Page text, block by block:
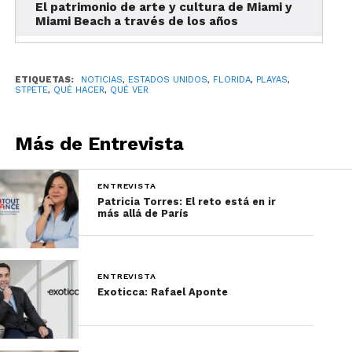
Por su parte,Andrea González
representa la visión internacional del
destino. “Empecé en aerolíneas, luego
trabajé en hoteles, y hoy tengo la fortuna
de conectar a St. Pete Clearwater con
mercados tan importantes como México.
Nuestro objetivo es claro: que los viajeros
mexicanos conozcan un Florida diferente,
más relajado, más cultural y con una
hospitalidad genuina”.
El patrimonio de arte y cultura de Miami y
Miami Beach a través de los años
ETIQUETAS: NOTICIAS, ESTADOS UNIDOS, FLORIDA, PLAYAS,
STPETE, QUÉ HACER, QUÉ VER
Más de Entrevista
ENTREVISTA
Patricia Torres: El reto está en ir
más allá de París
ENTREVISTA
Exoticca: Rafael Aponte